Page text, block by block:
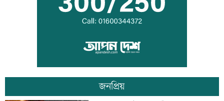
দিল্লিতে শেখ হাসিনাকে বক্তব্যর সুযোগ দেয়ায়
ক্ষুব্ধ ঢাকা
জনপ্রিয়